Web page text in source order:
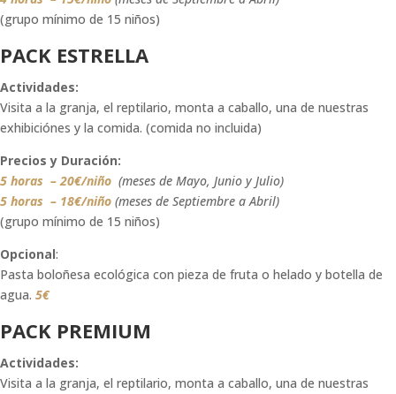
(grupo mínimo de 15 niños)
PACK ESTRELLA
Actividades:
Visita a la granja, el reptilario, monta a caballo, una de nuestras
exhibiciónes y la comida. (comida no incluida)
Precios y Duración:
5 horas – 20€/niño (meses de Mayo, Junio y Julio)
5 horas – 18€/niño (meses de Septiembre a Abril)
(grupo mínimo de 15 niños)
Opcional:
Pasta boloñesa ecológica con pieza de fruta o helado y botella de
agua. 5€
PACK PREMIUM
Actividades:
Visita a la granja, el reptilario, monta a caballo, una de nuestras